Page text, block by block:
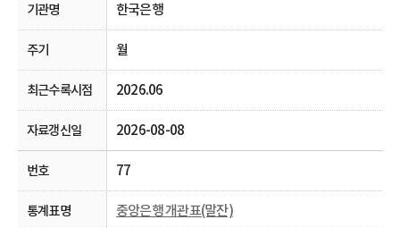
한국은행
월
2026.06
2026-08-08
77
중앙은행 개관표(말잔)